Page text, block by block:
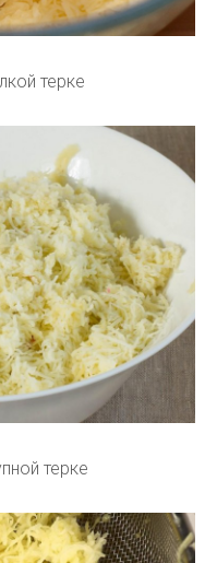
терке
терке